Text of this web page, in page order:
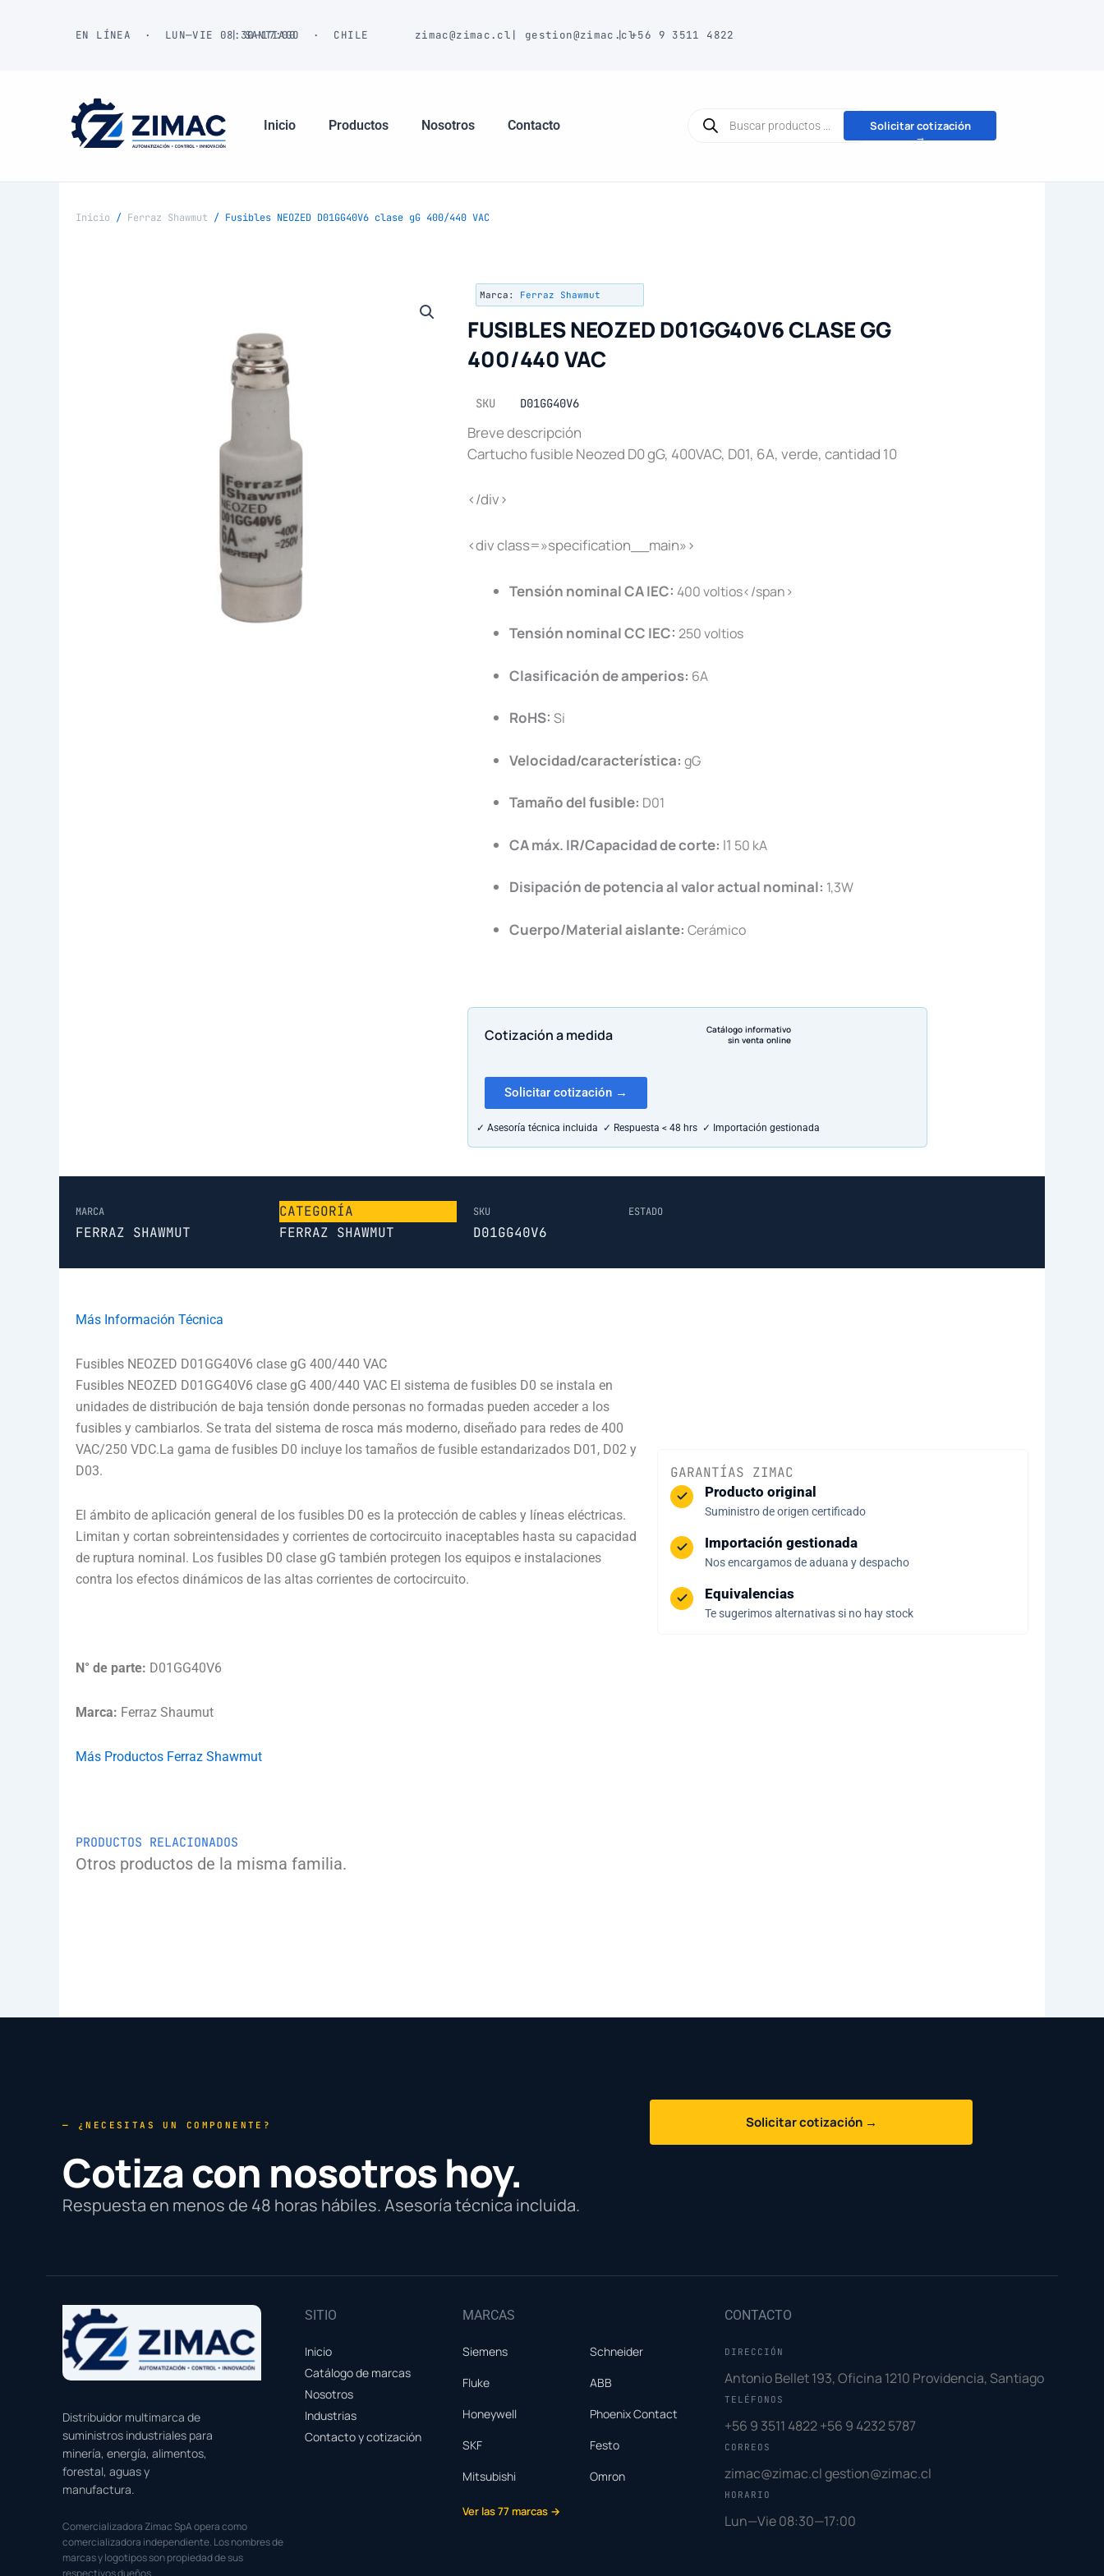
EN LÍNEA · LUN—VIE 08:30—17:00| SANTIAGO · CHILE zimac@zimac.cl | gestion@zimac.cl
|+56 9 3511 4822
Inicio Productos Nosotros Contacto
productos
Solicitar cotización
→
Inicio / Ferraz Shawmut / Fusibles NEOZED D01GG40V6 clase gG 400/440 VAC
Marca: Ferraz Shawmut
FUSIBLES NEOZED D01GG40V6 CLASE GG
400/440 VAC
SKU D01GG40V6
Breve descripción
Cartucho fusible Neozed D0 gG, 400VAC, D01, 6A, verde, cantidad 10
</div>
<div class=»specification__main»>
Tensión nominal CA IEC: 400 voltios</span>
Tensión nominal CC IEC: 250 voltios
Clasificación de amperios: 6A
RoHS: Si
Velocidad/característica: gG
Tamaño del fusible: D01
CA máx. IR/Capacidad de corte: I1 50 kA
Disipación de potencia al valor actual nominal: 1,3W
Cuerpo/Material aislante: Cerámico
Cotización a medida
Catálogo informativo
sin venta online
Solicitar cotización →
✓ Asesoría técnica incluida ✓ Respuesta < 48 hrs ✓ Importación gestionada
MARCA
FERRAZ SHAWMUT
CATEGORÍA
FERRAZ SHAWMUT
SKU
D01GG40V6
ESTADO
Más Información Técnica
Fusibles NEOZED D01GG40V6 clase gG 400/440 VAC
Fusibles NEOZED D01GG40V6 clase gG 400/440 VAC El sistema de fusibles D0 se instala en
unidades de distribución de baja tensión donde personas no formadas pueden acceder a los
fusibles y cambiarlos. Se trata del sistema de rosca más moderno, diseñado para redes de 400
VAC/250 VDC.La gama de fusibles D0 incluye los tamaños de fusible estandarizados D01, D02 y
D03.
El ámbito de aplicación general de los fusibles D0 es la protección de cables y líneas eléctricas.
Limitan y cortan sobreintensidades y corrientes de cortocircuito inaceptables hasta su capacidad
de ruptura nominal. Los fusibles D0 clase gG también protegen los equipos e instalaciones
contra los efectos dinámicos de las altas corrientes de cortocircuito.
N° de parte: D01GG40V6
Marca: Ferraz Shaumut
Más Productos Ferraz Shawmut
GARANTÍAS ZIMAC
Producto original
Suministro de origen certificado
Importación gestionada
Nos encargamos de aduana y despacho
Equivalencias
Te sugerimos alternativas si no hay stock
PRODUCTOS RELACIONADOS
Otros productos de la misma familia.
— ¿NECESITAS UN COMPONENTE?
Cotiza con nosotros hoy.
Respuesta en menos de 48 horas hábiles. Asesoría técnica incluida.
Solicitar cotización →
Distribuidor multimarca de
suministros industriales para
minería, energía, alimentos,
forestal, aguas y
manufactura.
Comercializadora Zimac SpA opera como
comercializadora independiente. Los nombres de
marcas y logotipos son propiedad de sus
SITIO
Inicio
Catálogo de marcas
Nosotros
Industrias
Contacto y cotización
MARCAS
Siemens
Schneider
Fluke
ABB
Honeywell
Phoenix Contact
SKF
Festo
Mitsubishi
Omron
Ver las 77 marcas →
CONTACTO
DIRECCIÓN
Antonio Bellet 193, Oficina 1210 Providencia, Santiago
TELÉFONOS
+56 9 3511 4822 +56 9 4232 5787
CORREOS
zimac@zimac.clgestion@zimac.cl
HORARIO
Lun—Vie 08:30—17:00